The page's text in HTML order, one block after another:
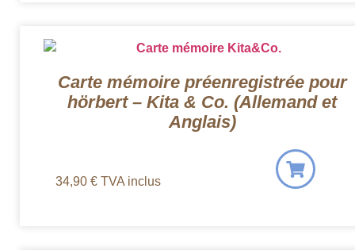
Carte mémoire préenregistrée pour
hörbert – Kita & Co. (Allemand et
Anglais)
34,90 € TVA inclus